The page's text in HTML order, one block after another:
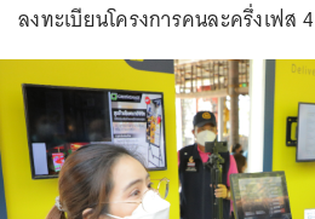
ลงทะเบียนโครงการคนละครึ่งเฟส 4